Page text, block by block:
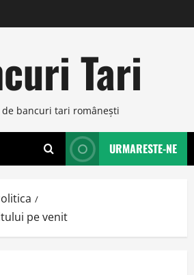
Tari
de bancuri tari româneşti
URMARESTE-NE
pe venit